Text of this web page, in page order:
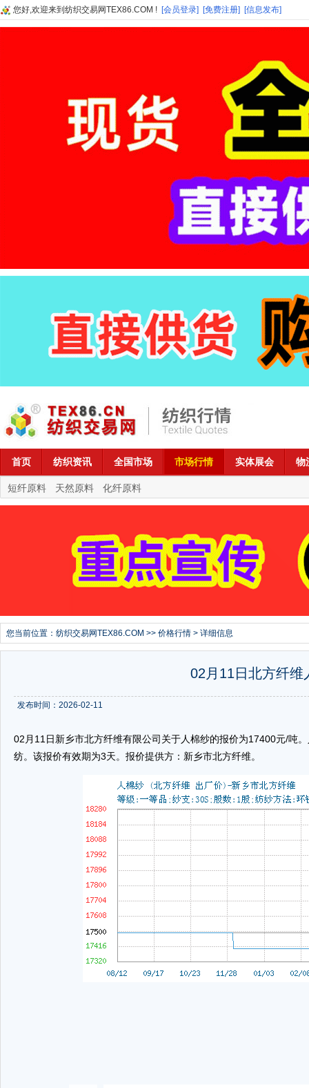
您好,欢迎来到纺织交易网TEX86.COM ! [会员登录] [免费注册] [信息发布]
首页 纺织资讯 全国市场 市场行情 实体展会 物
短纤原料 天然原料 化纤原料
您当前位置： 纺织交易网TEX86.COM >> 价格行情 > 详细信息
02月11日北方纤维
发布时间：2026-02-11
02月11日新乡市北方纤维有限公司关于人棉纱的报价为17400元/吨
纺。该报价有效期为3天。报价提供方：新乡市北方纤维。